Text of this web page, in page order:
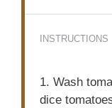
INSTRUCTIONS
1. Wash
dice